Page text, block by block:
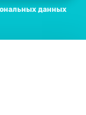
данных